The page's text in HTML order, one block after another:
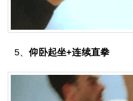
5、仰卧起坐+连续直拳